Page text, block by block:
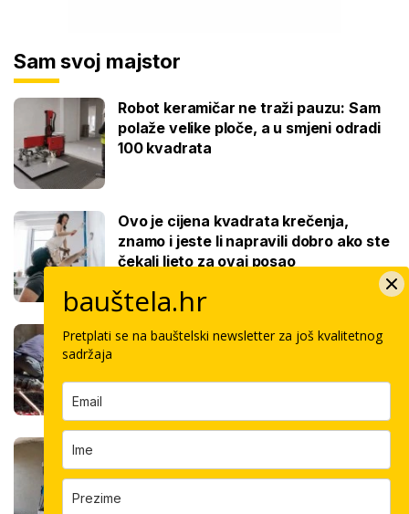
Sam svoj majstor
Robot keramičar ne traži pauzu: Sam
polaže velike ploče, a u smjeni odradi
100 kvadrata
Ovo je cijena kvadrata krečenja,
znamo i jeste li napravili dobro ako ste
čekali ljeto za ovaj posao
Koliko košta kvadrat estriha? Tri su
odradi i do 400 kvadrata, a prate ga
bauštela.hr
Pretplati se na bauštelski newsletter za još kvalitetnog
sadržaja